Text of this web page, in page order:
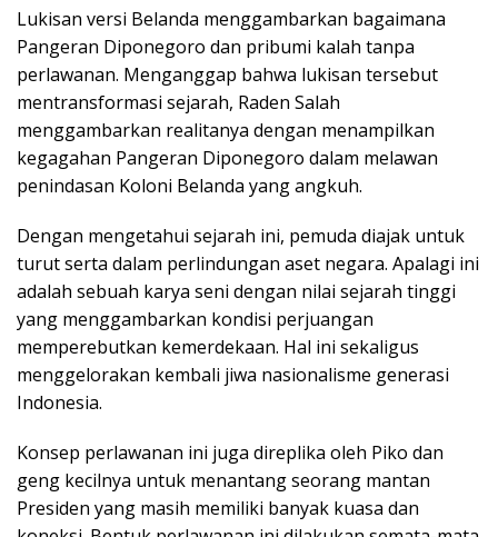
Lukisan versi Belanda menggambarkan bagaimana
Pangeran Diponegoro dan pribumi kalah tanpa
perlawanan. Menganggap bahwa lukisan tersebut
mentransformasi sejarah, Raden Salah
menggambarkan realitanya dengan menampilkan
kegagahan Pangeran Diponegoro dalam melawan
penindasan Koloni Belanda yang angkuh.
Dengan mengetahui sejarah ini, pemuda diajak untuk
turut serta dalam perlindungan aset negara. Apalagi ini
adalah sebuah karya seni dengan nilai sejarah tinggi
yang menggambarkan kondisi perjuangan
memperebutkan kemerdekaan. Hal ini sekaligus
menggelorakan kembali jiwa nasionalisme generasi
Indonesia.
Konsep perlawanan ini juga direplika oleh Piko dan
geng kecilnya untuk menantang seorang mantan
Presiden yang masih memiliki banyak kuasa dan